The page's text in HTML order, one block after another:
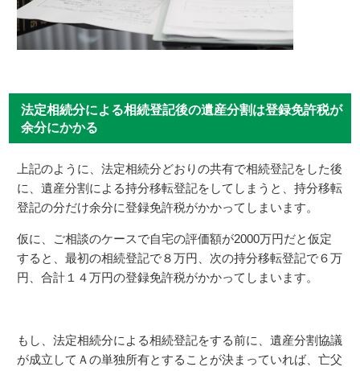
法定相続分による相続登記後の遺産分割は登録免許税が
余分にかかる
上記のように、法定相続分どおりの共有で相続登記をした後
に、遺産分割による持分移転登記をしてしまうと、持分移転
登記の分だけ余分に登録免許税がかかってしまいます。
仮に、ご相談のケースで自宅の評価額が2000万円だと仮定
すると、最初の相続登記で８万円、次の持分移転登記で６万
円、合計１４万円の登録免許税がかかってしまいます。
もし、法定相続分による相続登記をする前に、遺産分割協議
が成立してＡの単独所有とすることが決まっていれば、亡父